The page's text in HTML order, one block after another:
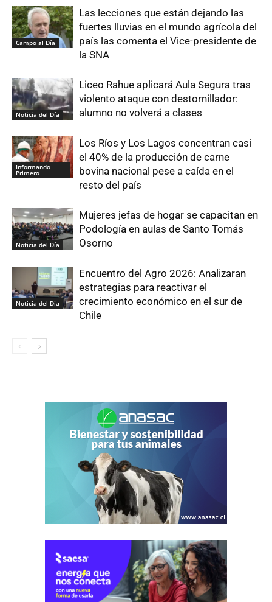
Campo al Día
Las lecciones que están dejando las
fuertes lluvias en el mundo agrícola del
país las comenta el Vice-presidente de
la SNA
Noticia del Día
Liceo Rahue aplicará Aula Segura tras
violento ataque con destornillador:
alumno no volverá a clases
Informando
Primero
Los Ríos y Los Lagos concentran casi
el 40% de la producción de carne
bovina nacional pese a caída en el
resto del país
Noticia del Día
Mujeres jefas de hogar se capacitan en
Podología en aulas de Santo Tomás
Osorno
Noticia del Día
Encuentro del Agro 2026: Analizaran
estrategias para reactivar el
crecimiento económico en el sur de
Chile